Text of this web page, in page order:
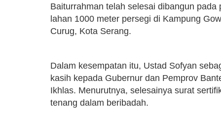
Baiturrahman telah selesai dibangun
lahan 1000 meter persegi di Kampung
Curug, Kota Serang.
Dalam kesempatan itu, Ustad Sofyan
kasih kepada Gubernur dan Pemprov
Ikhlas. Menurutnya, selesainya surat
tenang dalam beribadah.